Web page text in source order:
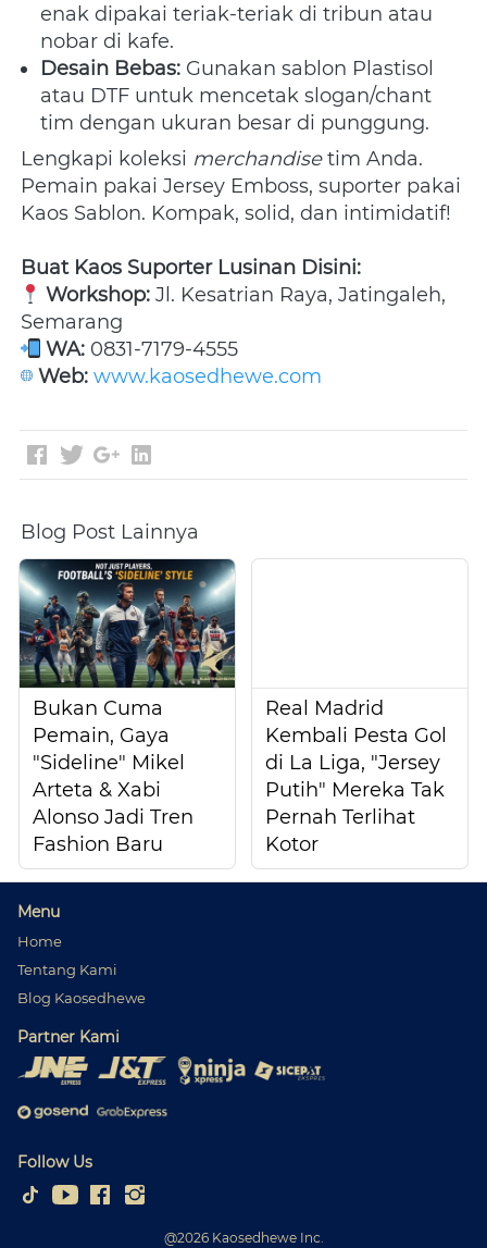
enak dipakai teriak-teriak di tribun atau
nobar di kafe.
Desain Bebas: Gunakan sablon Plastisol
atau DTF untuk mencetak slogan/chant
tim dengan ukuran besar di punggung.
Lengkapi koleksi merchandise tim Anda.
Pemain pakai Jersey Emboss, suporter pakai
Kaos Sablon. Kompak, solid, dan intimidatif!
Buat Kaos Suporter Lusinan Disini:
Workshop: Jl. Kesatrian Raya, Jatingaleh,
Semarang
WA: 0831-7179-4555
Web: www.kaosedhewe.com
Blog Post Lainnya
Bukan Cuma
Pemain, Gaya
"Sideline" Mikel
Arteta & Xabi
Alonso Jadi Tren
Fashion Baru
Real Madrid
Kembali Pesta Gol
di La Liga, "Jersey
Putih" Mereka Tak
Pernah Terlihat
Kotor
Menu
Home
Tentang Kami
Blog Kaosedhewe
Partner Kami
Follow Us
@2026Kaosedhewe Inc.